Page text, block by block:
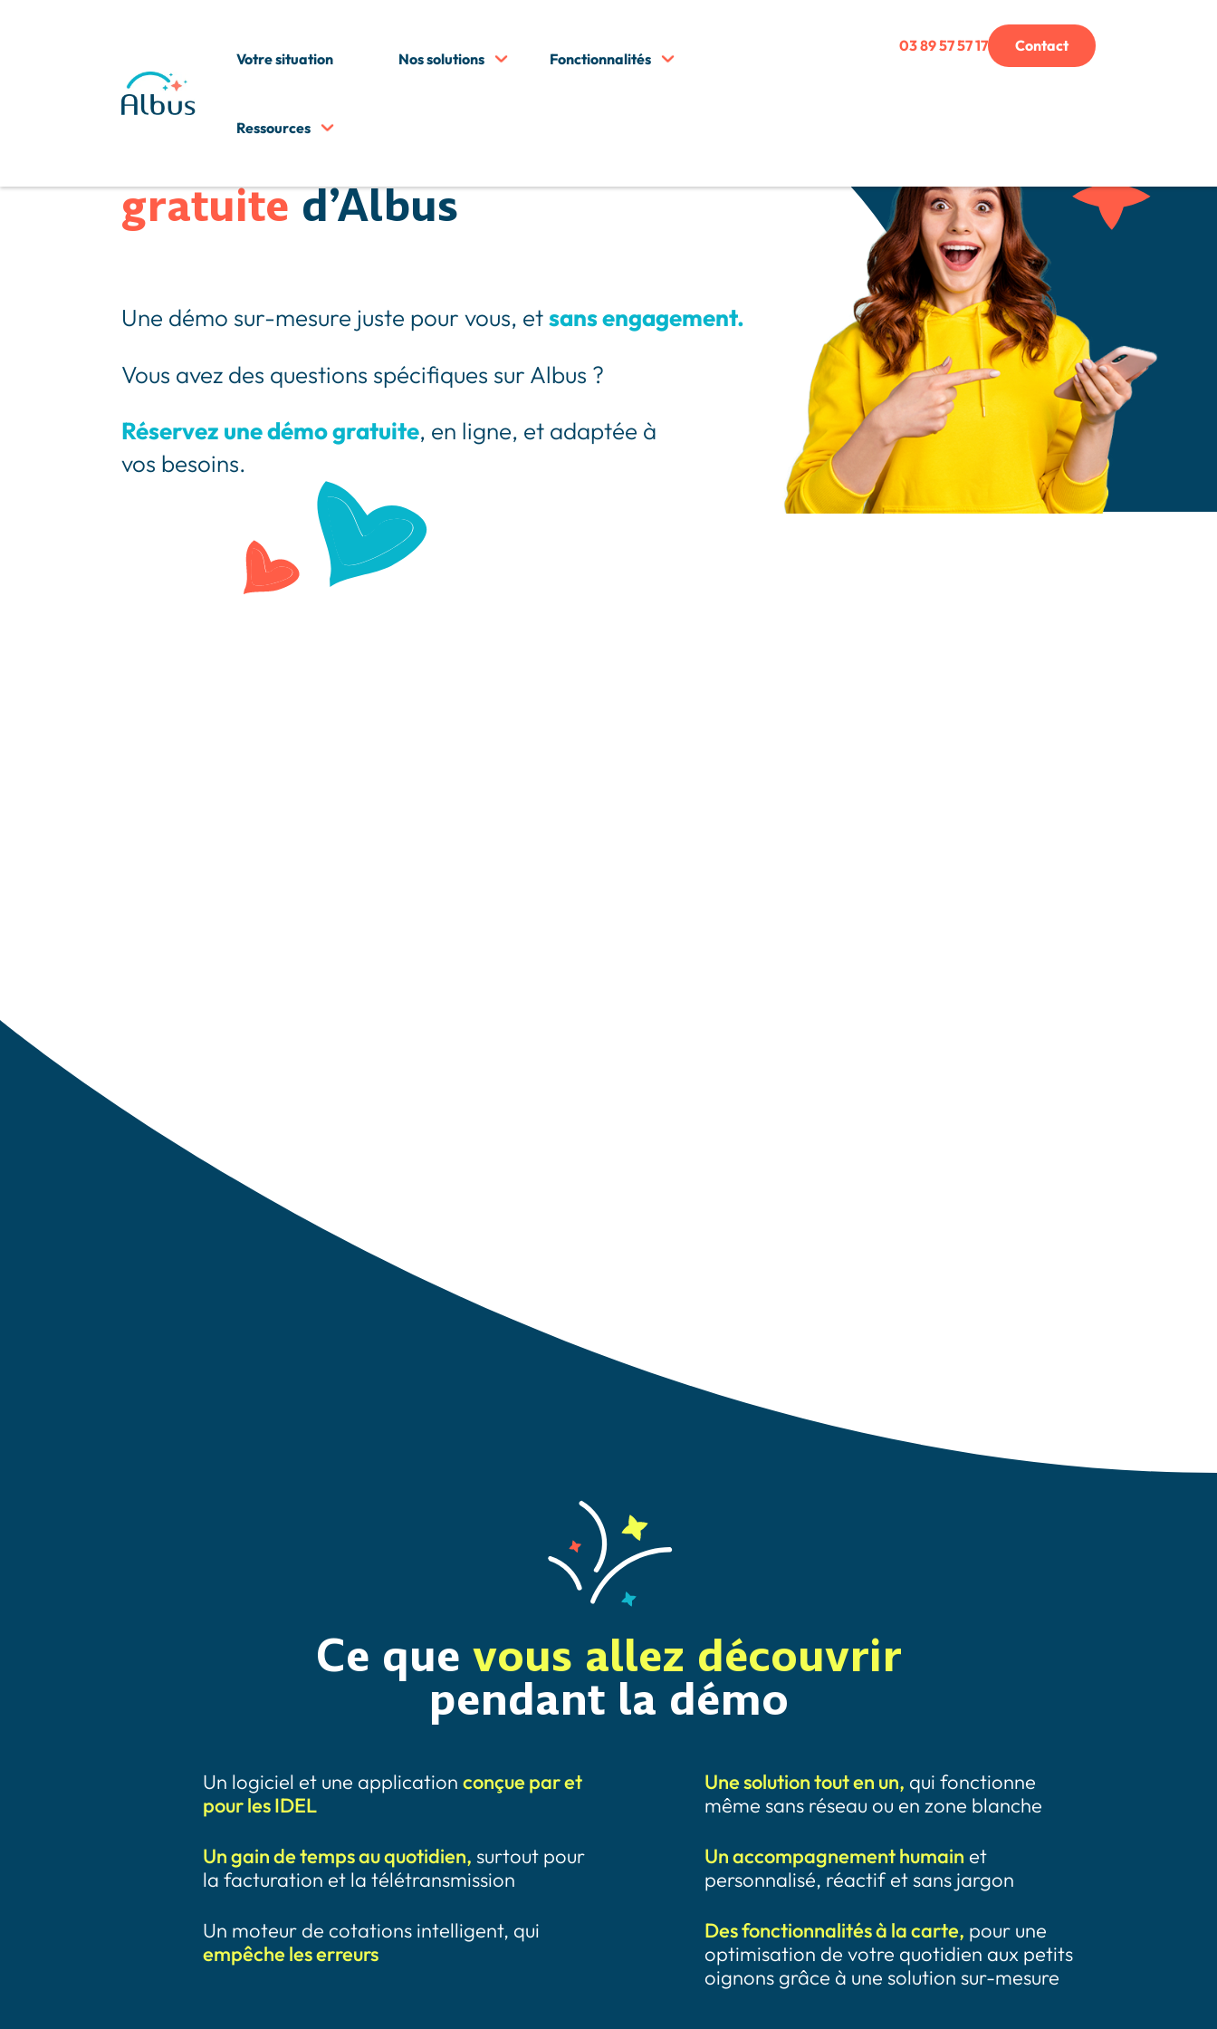
Votre situation Nos solutions Fonctionnalités
Ressources
03 89 57 57 17 Contact
gratuited’Albus
Une démo sur-mesure juste pour vous, etsans engagement.
Vous avez des questions spécifiques sur Albus ?
Réservez une démo gratuite, en ligne, et adaptée à
vos besoins.
Ce que vous allez découvrir
pendant la démo
Un logiciel et une applicationconçue par et
pour les IDEL
Un gain de temps au quotidien, surtout pour
la facturation et la télétransmission
Un moteur de cotations intelligent, qui
empêche les erreurs
Une solution tout en un, qui fonctionne
même sans réseau ou en zone blanche
Un accompagnement humain et
personnalisé, réactif et sans jargon
Des fonctionnalités à la carte, pour une
optimisation de votre quotidien aux petits
oignons grâce à une solution sur-mesure